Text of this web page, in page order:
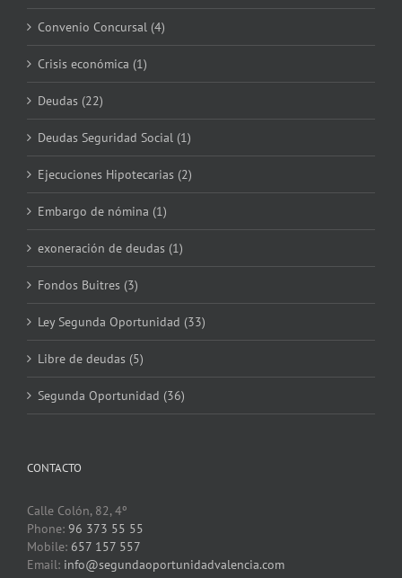
Convenio Concursal (4)
Crisis económica (1)
Deudas (22)
Deudas Seguridad Social (1)
Ejecuciones Hipotecarias (2)
Embargo de nómina (1)
exoneración de deudas (1)
Fondos Buitres (3)
Ley Segunda Oportunidad (33)
Libre de deudas (5)
Segunda Oportunidad (36)
CONTACTO
Calle Colón, 82, 4º
Phone: 96 373 55 55
Mobile: 657 157 557
Email: info@segundaoportunidadvalencia.com